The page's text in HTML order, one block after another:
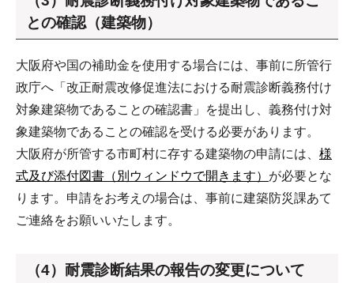
との確認（建築物）
大阪府や国の補助金を使用する場合には、事前に所管行
政庁へ「改正耐震改修促進法における耐震診断義務付け
対象建築物であることの確認書」を提出し、義務付け対
象建築物であることの確認を受ける必要があります。
大阪府が所管する市町村に存する建築物の申請には、 様
式及び添付図書（別ウィンドウで開きます） が必要とな
ります。申請をお考えの場合は、事前に建築防災課あて
ご連絡をお願いいたします。
（4）耐震診断結果の報告の変更について